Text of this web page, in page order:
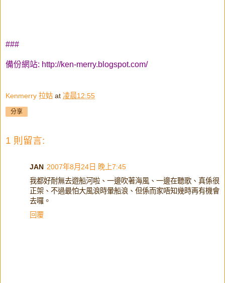
###
備份網站: http://ken-merry.blogspot.com/
Kenmerry 拉姑 at 凌晨12:55
分享
1 則留言:
JAN 2007年8月24日 晚上7:45
我都好耐無去遊船河啦、一邊吹著海風、一邊在聽歌、真係很
正架、不過最怕大風浪時暈船浪、但係而家唔知幾時再有機會
去囉。
回覆